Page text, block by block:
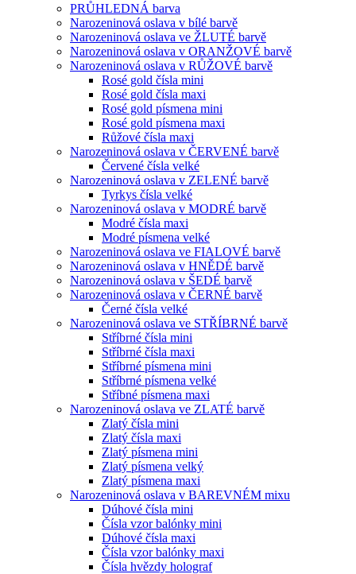
PRŮHLEDNÁ barva
Narozeninová oslava v bílé barvě
Narozeninová oslava ve ŽLUTÉ barvě
Narozeninová oslava v ORANŽOVÉ barvě
Narozeninová oslava v RŮŽOVÉ barvě
Rosé gold čísla mini
Rosé gold čísla maxi
Rosé gold písmena mini
Rosé gold písmena maxi
Růžové čísla maxi
Narozeninová oslava v ČERVENÉ barvě
Červené čísla velké
Narozeninová oslava v ZELENÉ barvě
Tyrkys čísla velké
Narozeninová oslava v MODRÉ barvě
Modré čísla maxi
Modré písmena velké
Narozeninová oslava ve FIALOVÉ barvě
Narozeninová oslava v HNĚDÉ barvě
Narozeninová oslava v ŠEDÉ barvě
Narozeninová oslava v ČERNÉ barvě
Černé čísla velké
Narozeninová oslava ve STŘÍBRNÉ barvě
Stříbrné čísla mini
Stříbrné čísla maxi
Stříbrné písmena mini
Stříbrné písmena velké
Stříbné písmena maxi
Narozeninová oslava ve ZLATÉ barvě
Zlatý čísla mini
Zlatý čísla maxi
Zlatý písmena mini
Zlatý písmena velký
Zlatý písmena maxi
Narozeninová oslava v BAREVNÉM mixu
Dúhové čísla mini
Čísla vzor balónky mini
Dúhové čísla maxi
Čísla vzor balónky maxi
Čísla hvězdy holograf